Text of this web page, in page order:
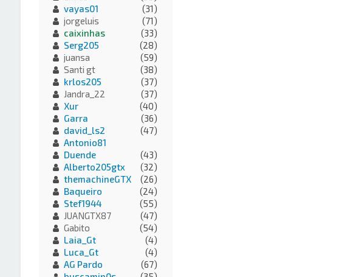
vayas01
(31)
jorgeluis
(71)
caixinhas
(33)
Serg205
(28)
juansa
(59)
Santi gt
(38)
krlos205
(37)
Jandra_22
(37)
Xur
(40)
Garra
(36)
david_ls2
(47)
Antonio81
Duende
(43)
Alberto205gtx
(32)
themachineGTX
(26)
Baqueiro
(24)
Stef1944
(55)
JUANGTX87
(47)
Gabito
(54)
Laia_Gt
(4)
Luca_Gt
(4)
AG Pardo
(67)